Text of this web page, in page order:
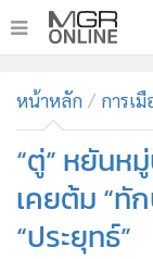
ทันเหตุการณ์
• ภาคใต้
ภูมิภาค
Online Section
บันเทิง
หน้าหลัก การเมื
“ตู่” หยันห
เคยต้ม “ทั
“ประยุทธ์”